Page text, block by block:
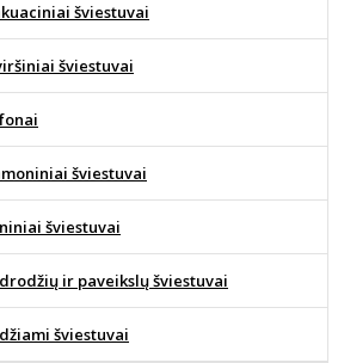
šviestuvai
šviestuvai
šviestuvai
šviestuvai
ir paveikslų šviestuvai
šviestuvai